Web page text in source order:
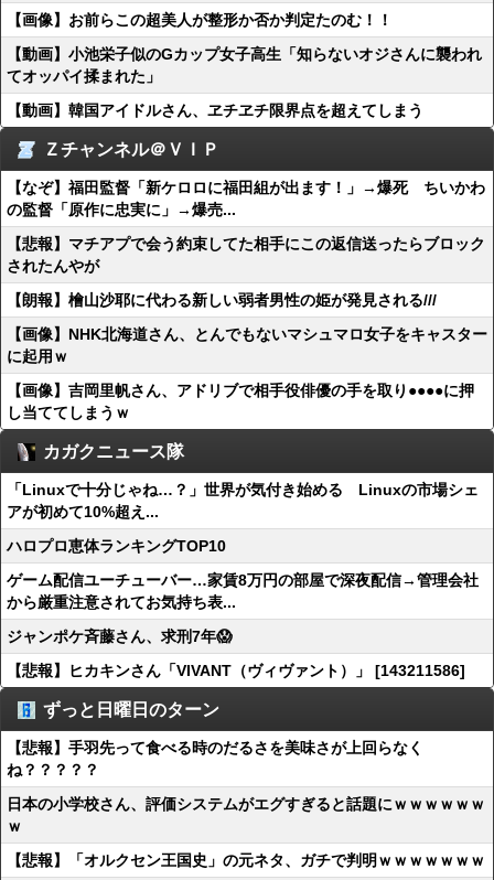
【画像】お前らこの超美人が整形か否か判定たのむ！！
【動画】小池栄子似のGカップ女子高生「知らないオジさんに襲われ
てオッパイ揉まれた」
【動画】韓国アイドルさん、ヱチヱチ限界点を超えてしまう
Ｚチャンネル＠ＶＩＰ
【なぞ】福田監督「新ケロロに福田組が出ます！」→爆死 ちいかわ
の監督「原作に忠実に」→爆売...
【悲報】マチアプで会う約束してた相手にこの返信送ったらブロック
されたんやが
【朗報】檜山沙耶に代わる新しい弱者男性の姫が発見される///
【画像】NHK北海道さん、とんでもないマシュマロ女子をキャスター
に起用ｗ
【画像】吉岡里帆さん、アドリブで相手役俳優の手を取り●●●●に押
し当ててしまうｗ
カガクニュース隊
「Linuxで十分じゃね…？」世界が気付き始める Linuxの市場シェ
アが初めて10%超え...
ハロプロ恵体ランキングTOP10
ゲーム配信ユーチューバー…家賃8万円の部屋で深夜配信→管理会社
から厳重注意されてお気持ち表...
ジャンポケ斉藤さん、求刑7年😱
【悲報】ヒカキンさん「VIVANT（ヴィヴァント）」 [143211586]
ずっと日曜日のターン
【悲報】手羽先って食べる時のだるさを美味さが上回らなく
ね？？？？？
日本の小学校さん、評価システムがエグすぎると話題にｗｗｗｗｗｗ
ｗ
【悲報】「オルクセン王国史」の元ネタ、ガチで判明ｗｗｗｗｗｗｗ